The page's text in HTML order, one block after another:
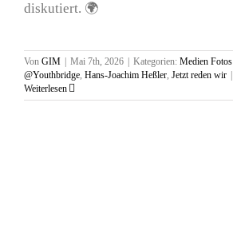
diskutiert. 🌍
Von GIM Mai 7th, 2026 Kategorien: Medien Fotos
@Youthbridge, Hans-Joachim Heßler, Jetzt reden wir
Weiterlesen